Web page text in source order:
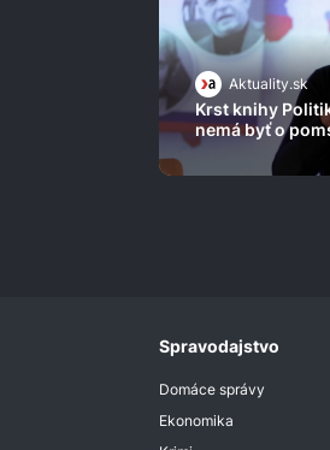
Aktuality.sk
Krst knihy
nemá byť o
šikana
Spravodajstvo
Domáce správy
Ekonomika